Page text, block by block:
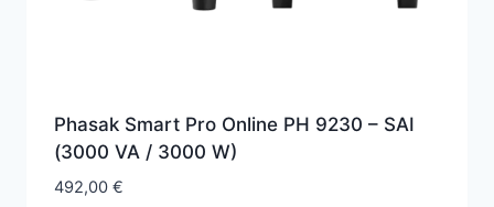
Phasak Smart Pro Online PH 9230 – SAI
(3000 VA / 3000 W)
492,00 €